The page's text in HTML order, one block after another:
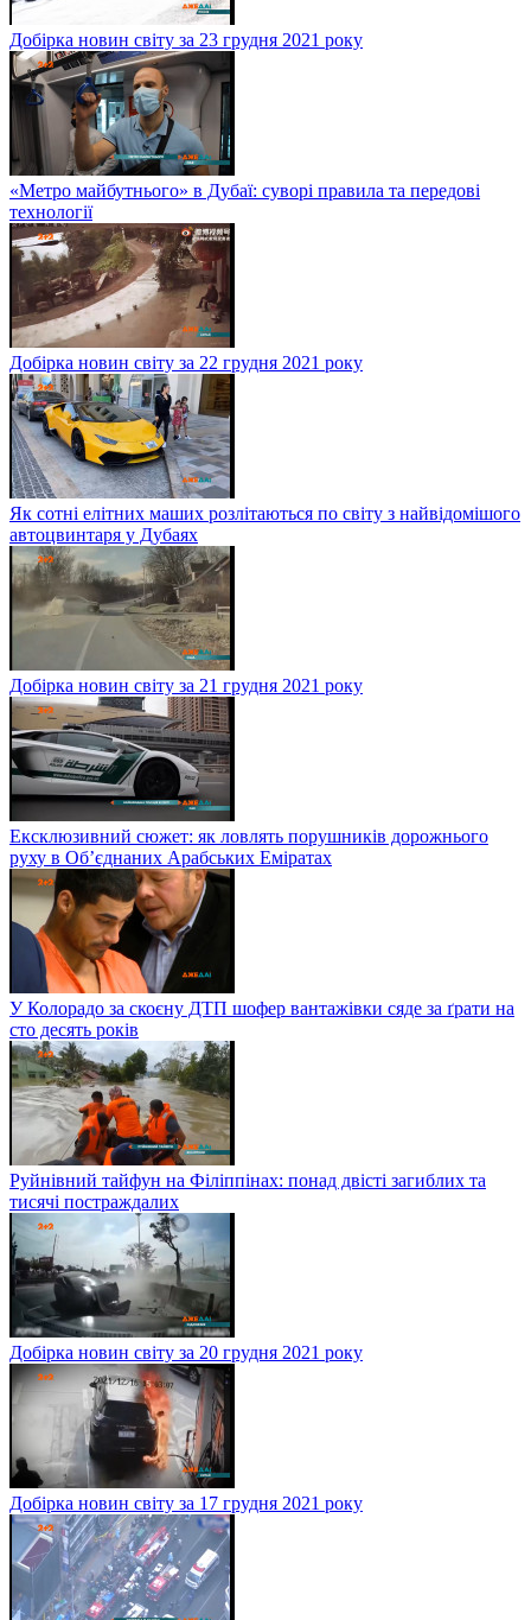
Добірка новин світу за 23 грудня 2021 року
«Метро майбутнього» в Дубаї: суворі правила та передові
технології
Добірка новин світу за 22 грудня 2021 року
Як сотні елітних маших розлітаються по світу з найвідомішого
автоцвинтаря у Дубаях
Добірка новин світу за 21 грудня 2021 року
Ексклюзивний сюжет: як ловлять порушників дорожнього
руху в Об’єднаних Арабських Еміратах
У Колорадо за скоєну ДТП шофер вантажівки сяде за ґрати на
сто десять років
Руйнівний тайфун на Філіппінах: понад двісті загиблих та
тисячі постраждалих
Добірка новин світу за 20 грудня 2021 року
Добірка новин світу за 17 грудня 2021 року